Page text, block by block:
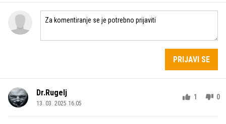
PRIJAVI SE
Dr.Rugelj
13. 03. 2025 16.05
1 0